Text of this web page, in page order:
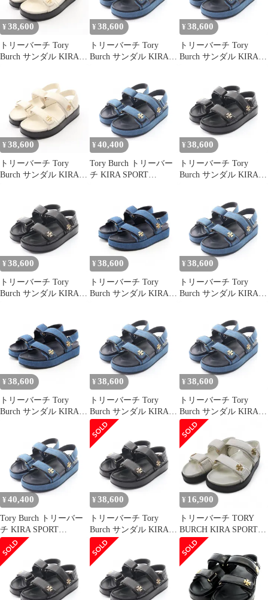
¥ 38,600
トリーバーチ Tory
Burch サンダル KIRA
レザー サンダル レディ
ース 新品
¥ 38,600
トリーバーチ Tory
Burch サンダル KIRA
1589544017 デニム サン
ダル レディース 新品
¥ 38,600
トリーバーチ Tory
Burch サンダル KIRA
1589544017 デニム サン
ダル レディース 新品
¥ 38,600
トリーバーチ Tory
Burch サンダル KIRA
1443281045/ レザー サ
ンダル レディース 新品
¥ 40,400
Tory Burch トリーバー
チ KIRA SPORT
¥ 38,600
トリーバーチ Tory
Burch サンダル KIRA
ザー サンダル レディー
ス 新品
¥ 38,600
トリーバーチ Tory
Burch サンダル KIRA
ザー サンダル レディー
ス 新品
¥ 38,600
トリーバーチ Tory
Burch サンダル KIRA
ダル レディース 新品
¥ 38,600
トリーバーチ Tory
Burch サンダル KIRA
デニム レザー サンダル
レディース 新品
¥ 38,600
トリーバーチ Tory
Burch サンダル KIRA
ダル レディース 新品
¥ 38,600
トリーバーチ Tory
Burch サンダル KIRA
SPORT SANDAL キラ
スポーツ 1589544016/
デニム レザー サンダル
レディース 新品
¥ 38,600
トリーバーチ Tory
Burch サンダル KIRA
SPORT SANDAL キラ
スポーツ 1589544017/
デニム レザー サンダル
レディース 新品
¥ 40,400
Tory Burch トリーバー
チ KIRA SPORT
SANDAL キラ スポーツ
サンダル サンダル
¥ 38,600
トリーバーチ Tory
Burch サンダル KIRA
SPORT SANDAL キラ
スポーツ 1443280017 レ
ザー サンダル レディー
ス 新品
¥ 16,900
トリーバーチ TORY
BURCH KIRA SPORT
SANDAL 144328 サンダ
ル 5.5 アイボリー系 山
羊革 レザー